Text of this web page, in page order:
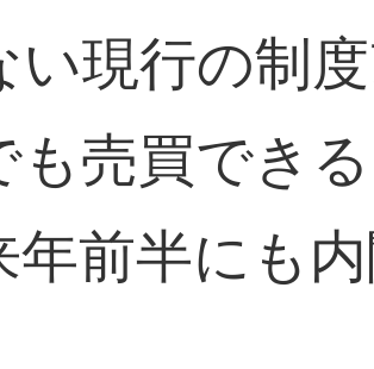
い現行の制
も売買でき
前半にも